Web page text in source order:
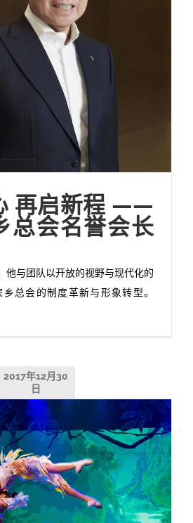
再启新程 ——
总会名誉会长
他与团队以开放的视野与现代化的
总会的制度革新与形象转型。
2017年12月30
日